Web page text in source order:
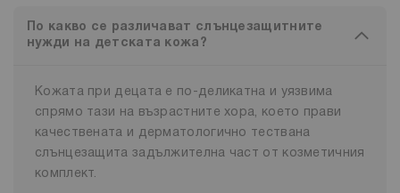
По какво се различават слънцезащитните
нужди на детската кожа?
Кожата при децата е по-деликатна и уязвима
спрямо тази на възрастните хора, което прави
качествената и дерматологично тествана
слънцезащита задължителна част от козметичния
комплект.